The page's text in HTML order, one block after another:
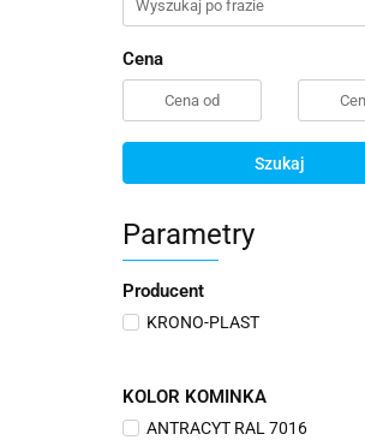
Cena
Szukaj
Parametry
Producent
KRONO-PLAST
KOLOR KOMINKA
ANTRACYT RAL 7016